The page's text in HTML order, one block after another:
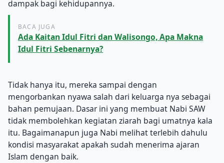
dampak bagi kehidupannya.
BACA JUGA
Ada Kaitan Idul Fitri dan Walisongo, Apa Makna
Idul Fitri Sebenarnya?
Tidak hanya itu, mereka sampai dengan
mengorbankan nyawa salah dari keluarga nya sebagai
bahan pemujaan. Dasar ini yang membuat Nabi SAW
tidak membolehkan kegiatan ziarah bagi umatnya kala
itu. Bagaimanapun juga Nabi melihat terlebih dahulu
kondisi masyarakat apakah sudah menerima ajaran
Islam dengan baik.